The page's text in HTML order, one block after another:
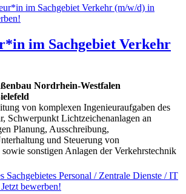
im Sachgebiet Verkehr
Nordrhein-Westfalen
von komplexen Ingenieuraufgaben des
Schwerpunkt Lichtzeichenanlagen an
Planung, Ausschreibung,
und Steuerung von
sonstigen Anlagen der Verkehrstechnik